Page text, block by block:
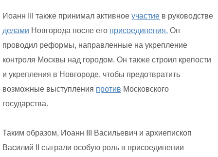
Иоанн III также принимал активное участие в руководстве
делами Новгорода после его присоединения. Он
проводил реформы, направленные на укрепление
контроля Москвы над городом. Он также строил крепости
и укрепления в Новгороде, чтобы предотвратить
возможные выступления против Московского
государства.
Таким образом, Иоанн III Васильевич и архиепископ
Василий II сыграли особую роль в присоединении